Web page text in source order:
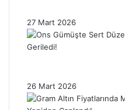
27 Mart 2026
26 Mart 2026